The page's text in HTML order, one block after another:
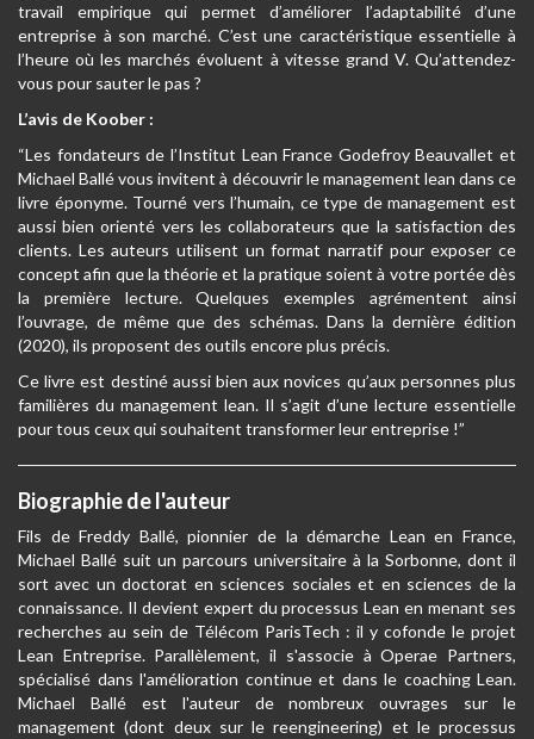
travail empirique qui permet d’améliorer l’adaptabilité d’une
entreprise à son marché. C’est une caractéristique essentielle à
l’heure où les marchés évoluent à vitesse grand V. Qu’attendez-
vous pour sauter le pas ?
L’avis de Koober :
“Les fondateurs de l’Institut Lean France Godefroy Beauvallet et
Michael Ballé vous invitent à découvrir le management lean dans ce
livre éponyme. Tourné vers l’humain, ce type de management est
aussi bien orienté vers les collaborateurs que la satisfaction des
clients. Les auteurs utilisent un format narratif pour exposer ce
concept afin que la théorie et la pratique soient à votre portée dès
la première lecture. Quelques exemples agrémentent ainsi
l’ouvrage, de même que des schémas. Dans la dernière édition
(2020), ils proposent des outils encore plus précis.
Ce livre est destiné aussi bien aux novices qu’aux personnes plus
familières du management lean. Il s’agit d’une lecture essentielle
pour tous ceux qui souhaitent transformer leur entreprise !”
Biographie de l'auteur
Fils de Freddy Ballé, pionnier de la démarche Lean en France,
Michael Ballé suit un parcours universitaire à la Sorbonne, dont il
sort avec un doctorat en sciences sociales et en sciences de la
connaissance. Il devient expert du processus Lean en menant ses
recherches au sein de Télécom ParisTech : il y cofonde le projet
Lean Entreprise. Parallèlement, il s'associe à Operae Partners,
spécialisé dans l'amélioration continue et dans le coaching Lean.
Michael Ballé est l'auteur de nombreux ouvrages sur le
management (dont deux sur le reengineering) et le processus